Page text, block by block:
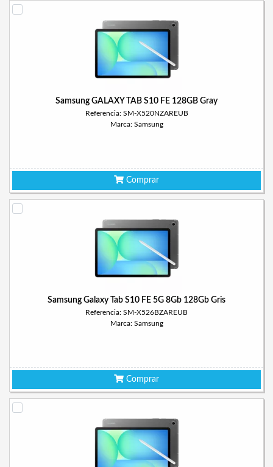
Samsung GALAXY TAB S10 FE 128GB Gray
Referencia: SM-X520NZAREUB
Marca: Samsung
Comprar
Samsung Galaxy Tab S10 FE 5G 8Gb 128Gb Gris
Referencia: SM-X526BZAREUB
Marca: Samsung
Comprar